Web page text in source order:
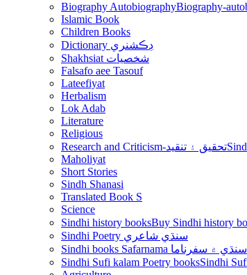
Biography Autobiography
Islamic Book
Children Books
Dictionary ڊڪشنري
Shakhsiat شخصيات
Falsafo aee Tasouf
Lateefiyat
Herbalism
Lok Adab
Literature
Religious
Research and Criticism-تحقيق ۽ تنقيد
Maholiyat
Short Stories
Sindh Shanasi
Translated Book S
Science
Sindhi history books
Sindhi Poetry سنڌي شاعري
سنڌي ۾ سفرناما
Sindhi Sufi kalam Poetry books